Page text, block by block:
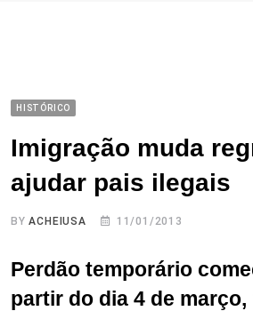
HISTÓRICO
Imigração muda
ajudar pais ilegais
BYACHEIUSA 11/01/2013
Perdão temporário
partir do dia 4 de março,